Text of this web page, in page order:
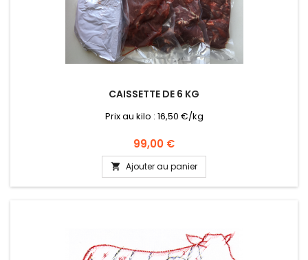
CAISSETTE DE 6 KG
Prix au kilo : 16,50 €/kg
Prix
99,00 €
 Ajouter au panier